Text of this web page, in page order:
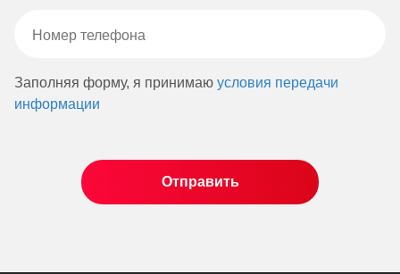
Заполняя форму, я принимаю условия передачи
информации